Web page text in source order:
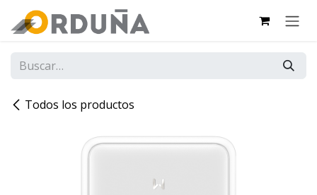
Todos los productos